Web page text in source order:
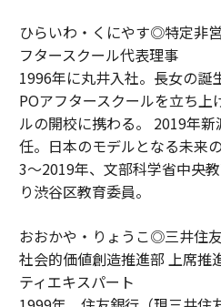
ひらいわ・くにやす◎特定非
フタースクール代表理事
1996年に丸井入社。長女の誕
POアフタースクールを立ち上
ルの開校に携わる。 2019年
任。日本のモデルとなる未来
3～2019年、文部科学省中央
り渋谷区教育委員。
おおかや・りょうこ◎三井住
社会的価値創造推進部 上席
ティエキスパート